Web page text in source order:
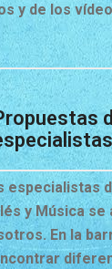
y de los
especialistas
y Música
En la